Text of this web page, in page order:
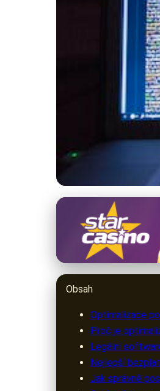
warezak.cz
26. 3. 2026· 10 min čtení
Obsah
Optimalizace
Proč je
Legální
Nejlepší
Jak správně